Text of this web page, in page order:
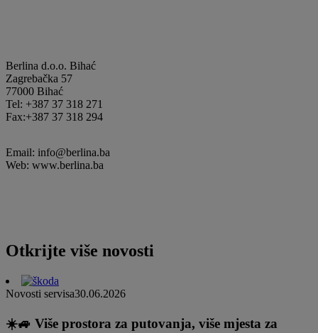
Berlina d.o.o. Bihać
Zagrebačka 57
77000 Bihać
Tel: +387 37 318 271
Fax:+387 37 318 294
Email: info@berlina.ba
Web: www.berlina.ba
Otkrijte više novosti
Novosti servisa30.06.2026
☀️🚙 Više prostora za putovanja, više mjesta za